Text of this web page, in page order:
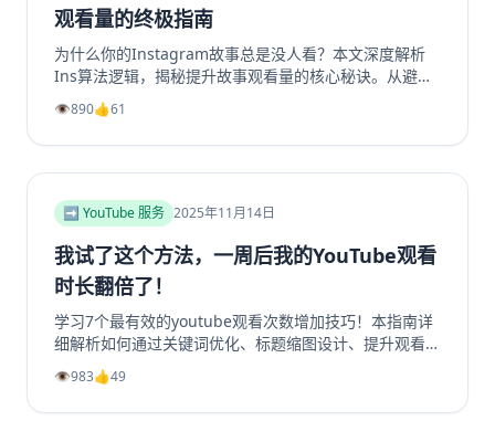
观看量的终极指南
为什么你的Instagram故事总是没人看？本文深度解析
Ins算法逻辑，揭秘提升故事观看量的核心秘诀。从避免
内容陷阱、善用投票问答等互动工具，到优化发布时机、
利用精选故事功能，我们提供一套完整的实战指南。学习
如何创作吸引眼球的开场、提供娱乐或教育价值，并有效
得更多Instagram帖子点赞，这篇超过2000字的终极指
南都将为你指明方向，让你的Ins故事从无人问津变为流
量磁石。
👁️890👍61
➡️ YouTube 服务 2025年11月14日
我试了这个方法，一周后我的YouTube观看
时长翻倍了！
学习7个最有效的youtube观看次数增加技巧！本指南详
细解析如何通过关键词优化、标题缩图设计、提升观看时
长、利用Shorts引流及社群运营等策略，系统性地提升
你的YouTube视频播放量、YouTube订阅和YouTube观
看时长。无论新手或老手，都能通过这些实战方法让频道
👁️983👍49